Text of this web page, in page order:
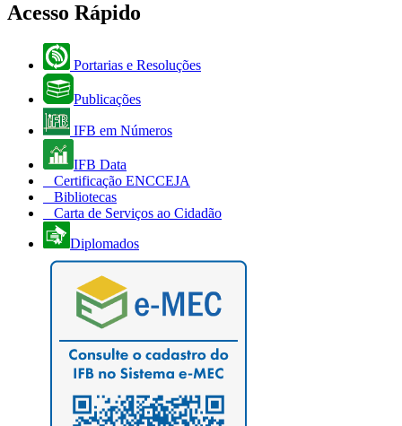
Acesso Rápido
Portarias e Resoluções
Publicações
IFB em Números
IFB Data
Certificação ENCCEJA
Bibliotecas
Carta de Serviços ao Cidadão
Diplomados